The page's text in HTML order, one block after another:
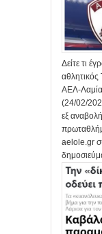
Δείτε τι
αθλητικός
ΑΕΛ-Λαμία
(24/02/
εξ
aelole.gr